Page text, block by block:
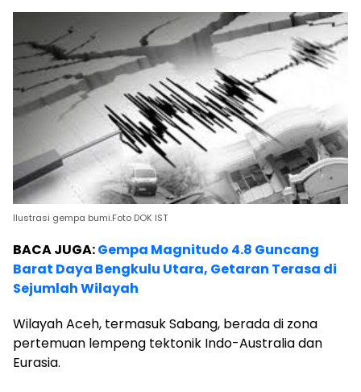
Ilustrasi gempa bumi.Foto DOK IST
BACA JUGA:Gempa Magnitudo 4.8 Guncang
Barat Daya Bengkulu Utara, Getaran Terasa di
Sejumlah Wilayah
Wilayah Aceh, termasuk Sabang, berada di zona
pertemuan lempeng tektonik Indo-Australia dan
Eurasia.